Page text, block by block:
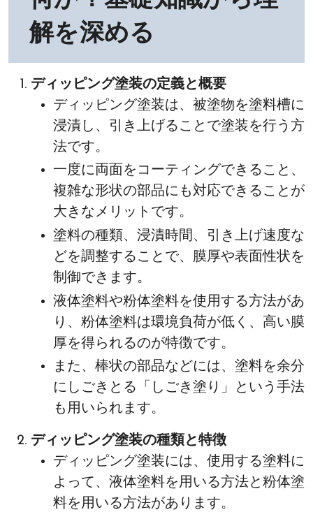
解を深める
ディッピング塗装の定義と概要
ディッピング塗装は、被塗物を塗料槽に
浸漬し、引き上げることで塗装を行う方
法です。
一度に両面をコーティングできること、
複雑な形状の部品にも対応できることが
大きなメリットです。
塗料の種類、浸漬時間、引き上げ速度な
どを調整することで、膜厚や表面性状を
制御できます。
液体塗料や粉体塗料を使用する方法があ
り、粉体塗料は環境負荷が低く、高い膜
厚を得られるのが特徴です。
また、棒状の部品などには、塗料を余分
にしごきとる「しごき塗り」という手法
も用いられます。
ディッピング塗装の種類と特徴
ディッピング塗装には、使用する塗料に
よって、液体塗料を用いる方法と粉体塗
料を用いる方法があります。